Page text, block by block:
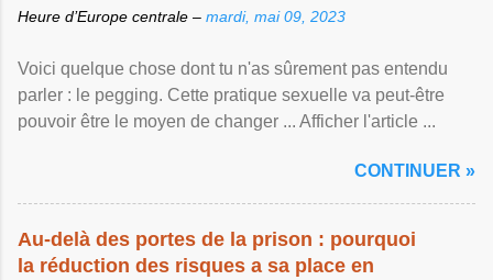
Heure d’Europe centrale – mardi, mai 09, 2023
Voici quelque chose dont tu n'as sûrement pas entendu
parler : le pegging. Cette pratique sexuelle va peut-être
pouvoir être le moyen de changer ... Afficher l'article ...
CONTINUER »
Au-delà des portes de la prison : pourquoi
la réduction des risques a sa place en